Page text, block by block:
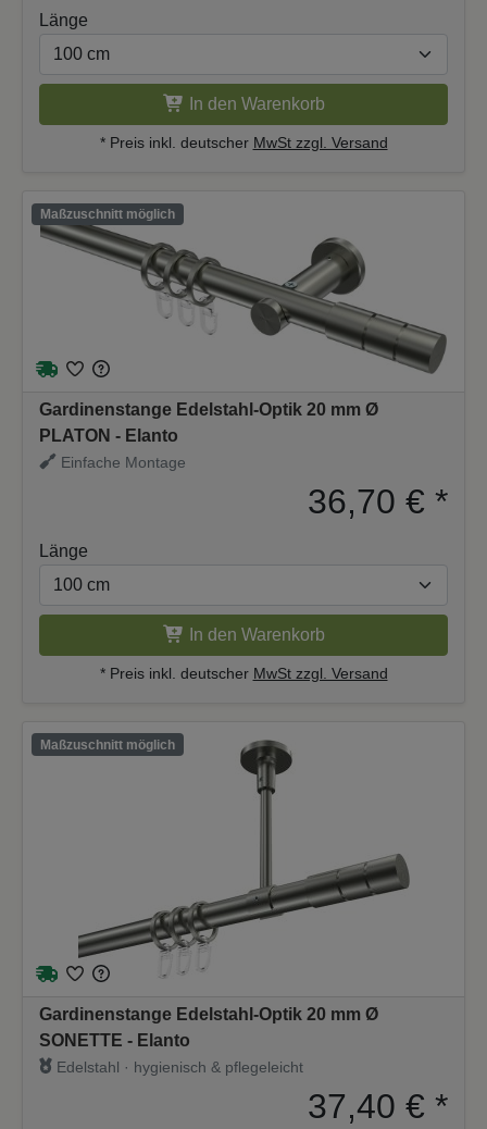
Länge
In den Warenkorb
* Preis inkl. deutscher MwSt zzgl. Versand
Maßzuschnitt möglich
Gardinenstange Edelstahl-Optik 20 mm Ø
PLATON - Elanto
Einfache Montage
36,70 € *
Länge
In den Warenkorb
* Preis inkl. deutscher MwSt zzgl. Versand
Maßzuschnitt möglich
Gardinenstange Edelstahl-Optik 20 mm Ø
SONETTE - Elanto
Edelstahl · hygienisch & pflegeleicht
37,40 € *